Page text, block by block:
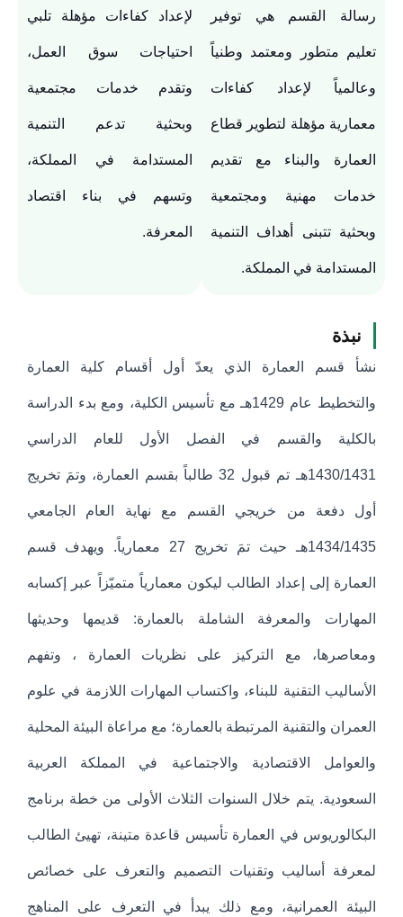
رسالة القسم هي توفير
تعليم متطور ومعتمد وطنياً
وعالمياً لإعداد كفاءات
معمارية مؤهلة لتطوير قطاع
العمارة والبناء مع تقديم
خدمات مهنية ومجتمعية
وبحثية تتبنى أهداف التنمية
المستدامة في المملكة.
لإعداد كفاءات مؤهلة تلبي
احتياجات سوق العمل،
وتقدم خدمات مجتمعية
وبحثية تدعم التنمية
المستدامة في المملكة،
وتسهم في بناء اقتصاد
المعرفة.
نبذة
نشأ قسم العمارة الذي يعدّ أول أقسام كلية العمارة
والتخطيط عام 1429هـ مع تأسيس الكلية، ومع بدء الدراسة
بالكلية والقسم في الفصل الأول للعام الدراسي
1430/1431هـ تم قبول 32 طالباً بقسم العمارة، وتمَ تخريج
أول دفعة من خريجي القسم مع نهاية العام الجامعي
1434/1435هـ حيث تمَ تخريج 27 معمارياً. ويهدف قسم
العمارة إلى إعداد الطالب ليكون معمارياً متميّزاً عبر إكسابه
المهارات والمعرفة الشاملة بالعمارة: قديمها وحديثها
ومعاصرها، مع التركيز على نظريات العمارة ، وتفهم
الأساليب التقنية للبناء، واكتساب المهارات اللازمة في علوم
العمران والتقنية المرتبطة بالعمارة؛ مع مراعاة البيئة المحلية
والعوامل الاقتصادية والاجتماعية في المملكة العربية
السعودية. يتم خلال السنوات الثلاث الأولى من خطة برنامج
البكالوريوس في العمارة تأسيس قاعدة متينة، تهيئ الطالب
لمعرفة أساليب وتقنيات التصميم والتعرف على خصائص
البيئة العمرانية، ومع ذلك يبدأ في التعرف على المناهج